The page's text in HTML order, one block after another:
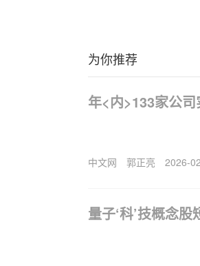
为你推荐
年<内>133家公
中文网 郭正亮 2026-
量子‘科’技概念